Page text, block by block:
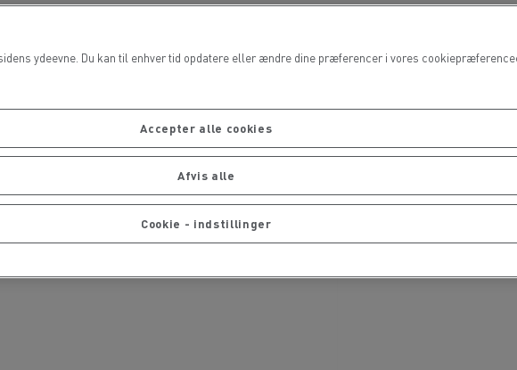
lastbiler
ydeevne. Du kan til enhver tid opdatere eller ændre dine præferencer i vores
Accepter alle cookies
Afvis alle
Cookie - indstillinger